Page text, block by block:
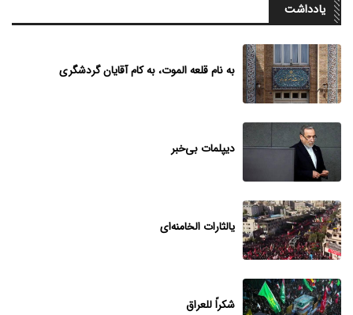
یادداشت
به نام قلعه الموت، به کام آقایان گردشگری
دیپلمات بی‌خبر
یالثارات الخامنه‌ای
شکراً للعراق